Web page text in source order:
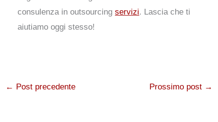
consulenza in outsourcingservizi. Lascia che ti
aiutiamo oggi stesso!
← Post precedente Prossimo post →